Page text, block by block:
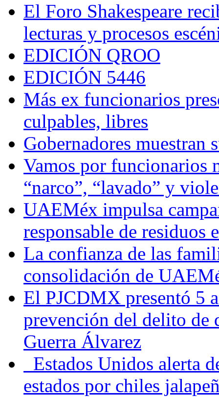
El Foro Shakespeare
lecturas y procesos
EDICIÓN QROO
EDICIÓN 5446
Más ex funcionarios
culpables, libres
Gobernadores muestran
Vamos por funcionarios
“narco”, “lavado” y
UAEMéx impulsa
responsable de residuos
La confianza de las
consolidación de
El PJCDMX presentó 5
prevención del delito de
Guerra Álvarez
Estados Unidos alerta
estados por chiles